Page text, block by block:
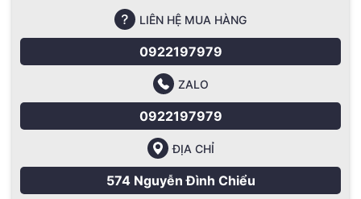
LIÊN HỆ MUA HÀNG
0922197979
ZALO
0922197979
ĐỊA CHỈ
574 Nguyễn Đình Chiểu